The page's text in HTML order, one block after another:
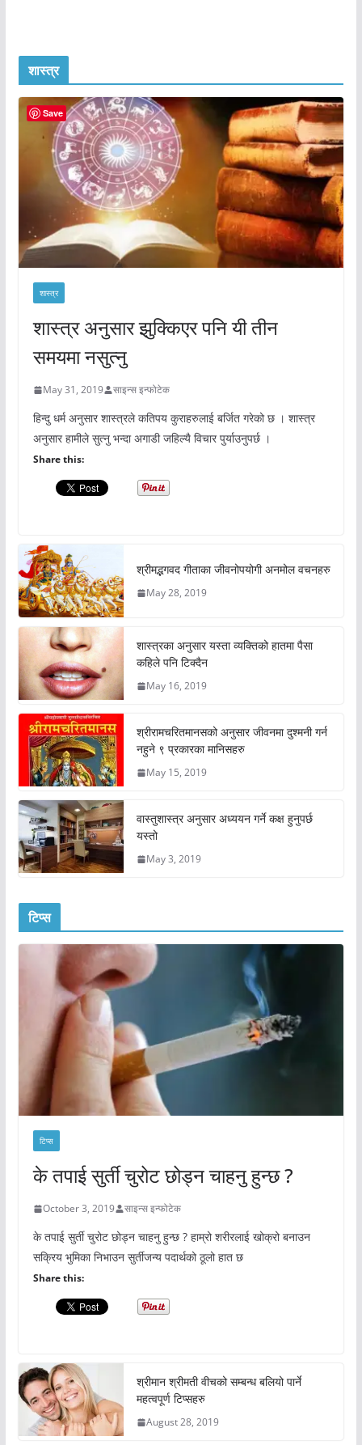
शास्त्र
शास्त्र
शास्त्र अनुसार झुक्किएर पनि यी तीन
समयमा नसुत्नु
May 31, 2019 साइन्स इन्फोटेक
हिन्दु धर्म अनुसार शास्त्रले कतिपय कुराहरुलाई बर्जित गरेको छ । शास्त्र
अनुसार हामीले सुत्नु भन्दा अगाडी जहिल्यै विचार पुर्याउनुपर्छ ।
Share this:
श्रीमद्भगवद गीताका जीवनोपयोगी अनमोल वचनहरु
May 28, 2019
शास्त्रका अनुसार यस्ता व्यक्तिको हातमा पैसा
कहिले पनि टिक्दैन
May 16, 2019
श्रीरामचरितमानसको अनुसार जीवनमा दुश्मनी गर्न
नहुने ९ प्रकारका मानिसहरु
May 15, 2019
वास्तुशास्त्र अनुसार अध्ययन गर्ने कक्ष हुनुपर्छ
यस्तो
May 3, 2019
टिप्स
टिप्स
के तपाई सुर्ती चुरोट छोड्न चाहनु हुन्छ ?
October 3, 2019 साइन्स इन्फोटेक
के तपाई सुर्ती चुरोट छोड्न चाहनु हुन्छ ? हाम्रो शरीरलाई खोक्रो बनाउन
सक्रिय भुमिका निभाउन सुर्तीजन्य पदार्थको ठूलो हात छ
Share this:
श्रीमान श्रीमती वीचको सम्बन्ध बलियो पार्ने
महत्वपूर्ण टिप्सहरु
August 28, 2019
Save